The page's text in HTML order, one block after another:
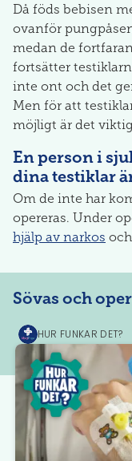
Då föds bebisen
ovanför
medan de
fortsätter
inte ont och det
Men för att
möjligt är det
En person i
dina testiklar
Om de inte har
opereras. Under
hjälp av narkos
Sövas och
MediPrep
HUR FUNKAR DET?